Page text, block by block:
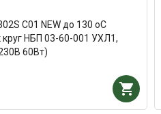
C01 NEW до 130 оС
круг НБП 03-60-001 УХЛ1,
60Вт)